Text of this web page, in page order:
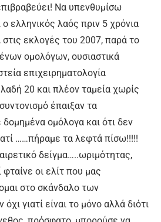
Να υπενθυμίσω
ελληνικός λαός πριν 5 χρόνια
εκλογές του 2007, παρά το
ομολόγων, ουσιαστικά
επιχειρηματολογία
20 και πλέον ταμεία χωρίς
έπαιξαν τα
ομόλογα και ότι δεν
……πήραμε τα λεφτά πίσω!!!!!
δείγμα…..ωριμότητας,
φταίνε οι ελίτ που μας
στο σκάνδαλο των
γιατί είναι το μόνο αλλά διότι